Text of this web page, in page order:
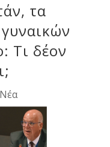
τα
Τι δέον
Νέα